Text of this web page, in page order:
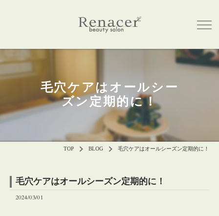
毛穴ケアはオールシー
ズン定期的に！
TOP BLOG 毛穴ケアはオールシーズン定期的に！
毛穴ケアはオールシーズン定期的に！
2024/03/01